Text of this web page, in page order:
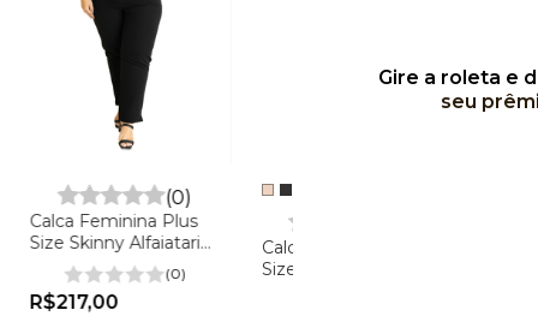
Gire a roleta e
seu
(0)
Calca Feminina Plus
Size Skinny Alfaiataria
- Zara
(0)
R$217,00
Calca Feminina Plus
Size Pantalona